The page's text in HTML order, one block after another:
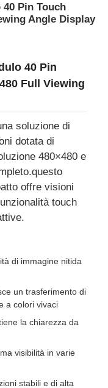
Pin Touch
Angle Display
40 Pin
Full Viewing
soluzione di
dotata di
480×480 e
offre visioni
touch
di immagine nitida
un trasferimento di
a colori vivaci
la chiarezza da
visibilità in varie
stabili e di alta